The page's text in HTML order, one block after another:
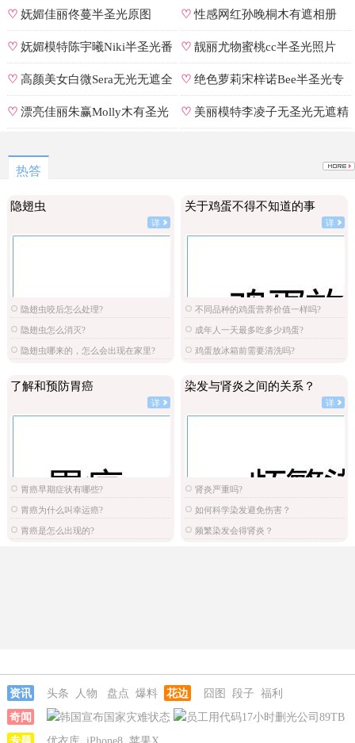
遮罩私拍
♡妩媚佳丽佟蔓半圣光原图 ♡性感网红孙晚桐木有遮相册
♡妩媚模特陈宇曦Niki半圣光番
号
♡ 靓丽尤物蜜桃cc半圣光照片
♡高颜美女白微Sera无光无遮全
集
♡ 绝色萝莉宋梓诺Bee半圣光专
辑
♡漂亮佳丽朱赢Molly木有圣光 ♡ 美丽模特李凌子无圣光无遮精
热答
隐翅虫
详
隐翅虫咬后怎么处理?
隐翅虫怎么消灭?
隐翅虫哪来的，怎么会出现在家里?
关于鸡蛋不得不知道的事
详
不同品种的鸡蛋营养价值一样吗?
成年人一天最多吃多少鸡蛋?
鸡蛋放冰箱前需要清洗吗?
了解和预防胃癌
详
胃癌早期症状有哪些?
胃癌为什么叫幸运癌?
胃癌是怎么出现的?
染发与肾炎之间的关系？
详
肾炎严重吗?
如何科学染发避免伤害？
频繁染发会得肾炎？
资讯 头条 人物 盘点 爆料 花边 囧图 段子 福利
奇闻
韩国宣布国家灾难状态
员工用代码17小时删光公司89TB